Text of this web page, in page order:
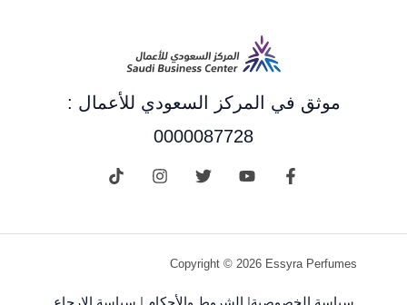
موثق في المركز السعودي للأعمال :
0000087728
Copyright © 2026 Essyra Perfumes